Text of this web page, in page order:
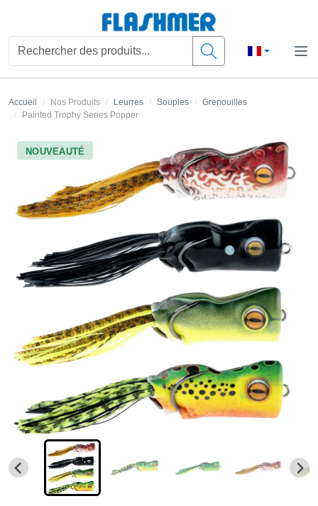
Accueil Nos Produits Leurres Souples
Grenouilles
Painted Trophy Series Popper
NOUVEAUTÉ